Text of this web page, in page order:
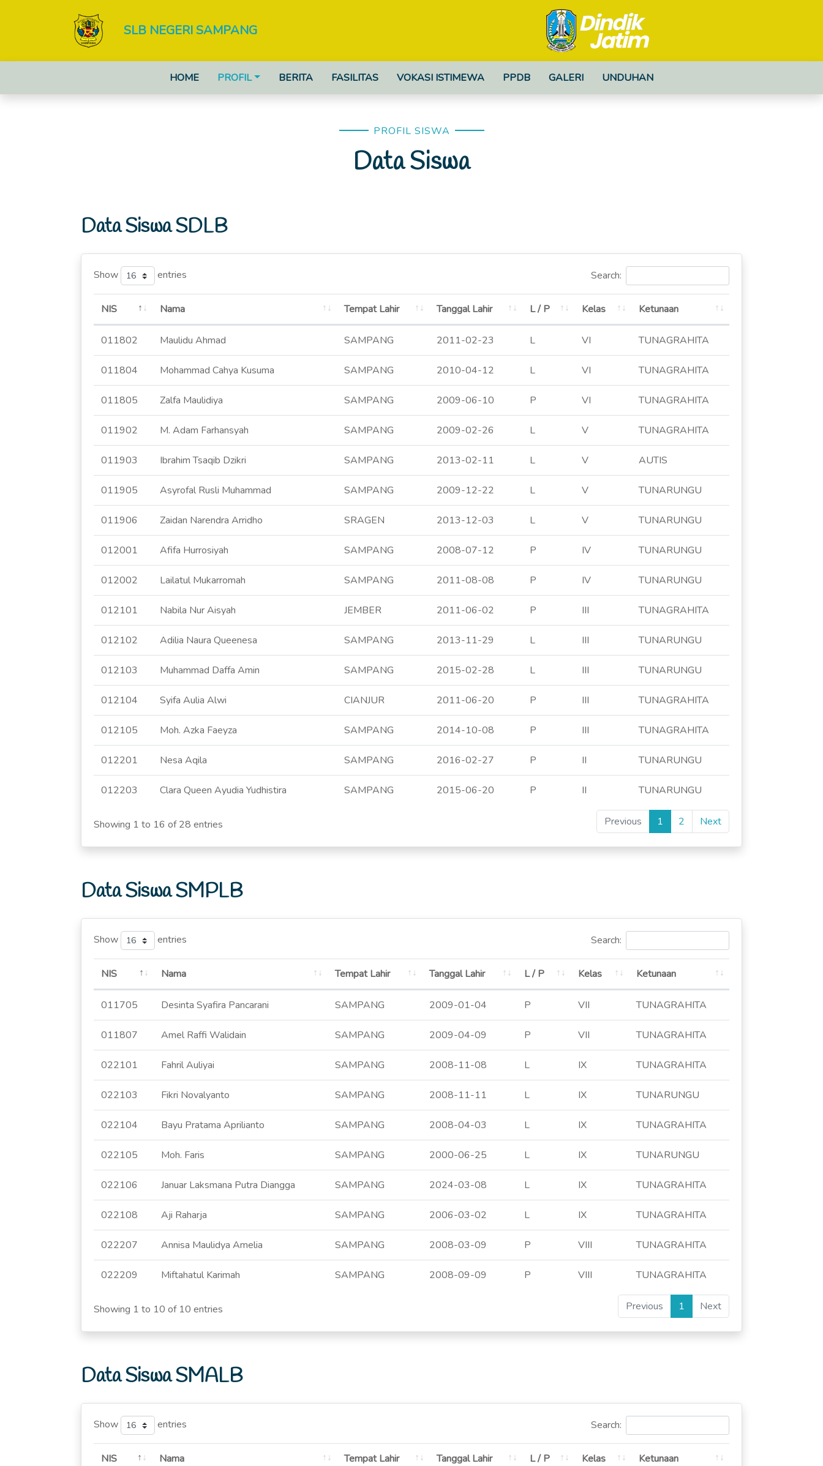
SLB NEGERI SAMPANG
HOME PROFIL BERITA FASILITAS VOKASI ISTIMEWA PPDB GALERI UNDUHAN
PROFIL SISWA
Data Siswa
Data Siswa SDLB
Show entries Search:
NIS Nama Tempat Lahir Tanggal Lahir L / P Kelas Ketunaan
011802 Maulidu Ahmad SAMPANG 2011-02-23 L VI TUNAGRAHITA
011804 Mohammad Cahya Kusuma SAMPANG 2010-04-12 L VI TUNAGRAHITA
011805 Zalfa Maulidiya SAMPANG 2009-06-10 P VI TUNAGRAHITA
011902 M. Adam Farhansyah SAMPANG 2009-02-26 L V TUNAGRAHITA
011903 Ibrahim Tsaqib Dzikri SAMPANG 2013-02-11 L V AUTIS
011905 Asyrofal Rusli Muhammad SAMPANG 2009-12-22 L V TUNARUNGU
011906 Zaidan Narendra Arridho SRAGEN 2013-12-03 L V TUNARUNGU
012001 Afifa Hurrosiyah SAMPANG 2008-07-12 P IV TUNARUNGU
012002 Lailatul Mukarromah SAMPANG 2011-08-08 P IV TUNARUNGU
012101 Nabila Nur Aisyah JEMBER 2011-06-02 P III TUNAGRAHITA
012102 Adilia Naura Queenesa SAMPANG 2013-11-29 L III TUNARUNGU
012103 Muhammad Daffa Amin SAMPANG 2015-02-28 L III TUNARUNGU
012104 Syifa Aulia Alwi CIANJUR 2011-06-20 P III TUNAGRAHITA
012105 Moh. Azka Faeyza SAMPANG 2014-10-08 P III TUNAGRAHITA
012201 Nesa Aqila SAMPANG 2016-02-27 P II TUNARUNGU
012203 Clara Queen Ayudia Yudhistira SAMPANG 2015-06-20 P II TUNARUNGU
Showing 1 to 16 of 28 entries Previous 1 2 Next
Data Siswa SMPLB
Show entries Search:
NIS Nama Tempat Lahir Tanggal Lahir L / P Kelas Ketunaan
011705 Desinta Syafira Pancarani SAMPANG 2009-01-04 P VII TUNAGRAHITA
011807 Amel Raffi Walidain SAMPANG 2009-04-09 P VII TUNAGRAHITA
022101 Fahril Auliyai SAMPANG 2008-11-08 L IX TUNAGRAHITA
022103 Fikri Novalyanto SAMPANG 2008-11-11 L IX TUNARUNGU
022104 Bayu Pratama Aprilianto SAMPANG 2008-04-03 L IX TUNAGRAHITA
022105 Moh. Faris SAMPANG 2000-06-25 L IX TUNARUNGU
022106 Januar Laksmana Putra Diangga SAMPANG 2024-03-08 L IX TUNAGRAHITA
022108 Aji Raharja SAMPANG 2006-03-02 L IX TUNAGRAHITA
022207 Annisa Maulidya Amelia SAMPANG 2008-03-09 P VIII TUNAGRAHITA
022209 Miftahatul Karimah SAMPANG 2008-09-09 P VIII TUNAGRAHITA
Showing 1 to 10 of 10 entries Previous 1 Next
Data Siswa SMALB
Show entries Search:
NIS Nama Tempat Lahir Tanggal Lahir L / P Kelas Ketunaan